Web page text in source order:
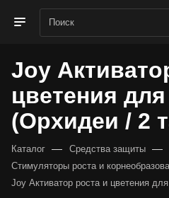
Joy
цветения для
(Орхидеи / 2
Каталог — Средства защиты —
Стимуляторы роста и
Joy Активатор роста и цветения для